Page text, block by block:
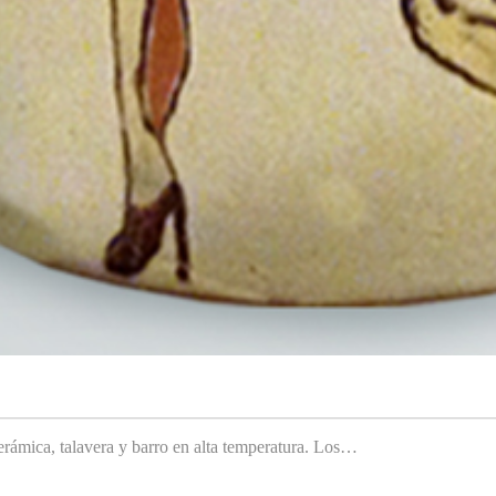
talavera y barro en alta temperatura. Los…